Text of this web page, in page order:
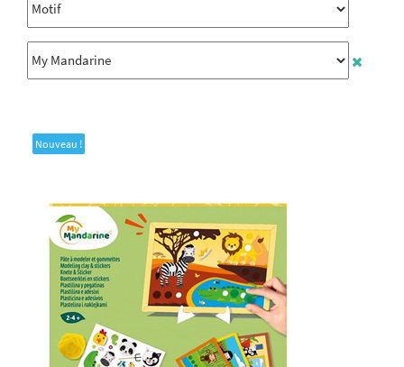
Nouveau !